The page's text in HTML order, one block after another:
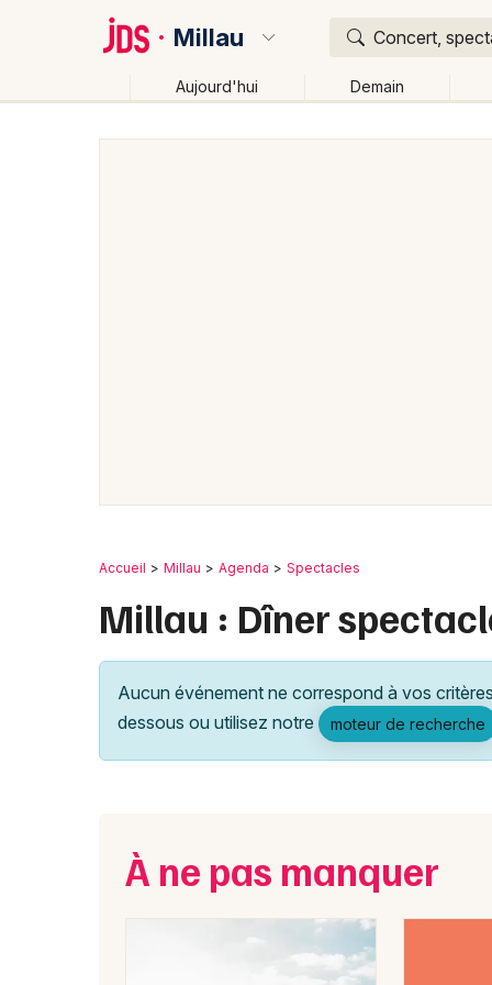
Millau Concert,
Aujourd'hui Demain
Accueil Millau Agenda Spectacles
Millau : Dîner
Aucun événement ne correspond à vos
dessous ou utilisez notre
moteur de recherche
À ne pas manquer